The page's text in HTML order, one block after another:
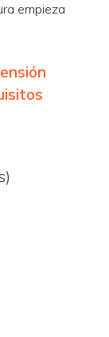
empieza